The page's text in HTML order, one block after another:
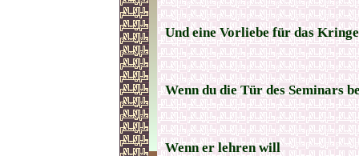
Und eine Vorliebe für das
Wenn du die Tür des Seminars
Wenn er lehren will